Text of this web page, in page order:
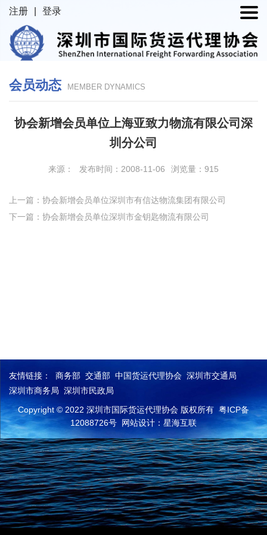
注册 登录
会员动态 MEMBER DYNAMICS
协会新增会员单位上海亚致力物流有限公司深
圳分公司
来源： 发布时间：2008-11-06 浏览量：915
上一篇：协会新增会员单位深圳市有信达物流集团有限公司
下一篇：协会新增会员单位深圳市金钥匙物流有限公司
友情链接： 商务部 交通部 中国货运代理协会 深圳市交通局
深圳市商务局 深圳市民政局
Copyright © 2022 深圳市国际货运代理协会 版权所有 粤ICP备
12088726号 网站设计：星海互联